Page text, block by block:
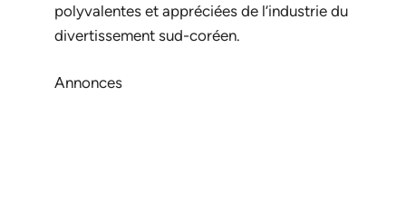
polyvalentes et appréciées de l’industrie du
divertissement sud-coréen.
Annonces